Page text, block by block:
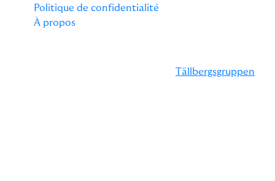
Politique de confidentialité
À propos
Tällbergsgruppen